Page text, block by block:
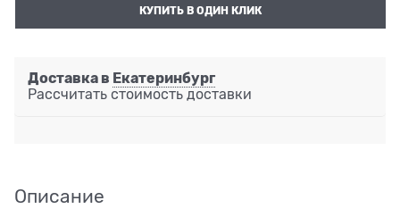
КУПИТЬ В ОДИН КЛИК
Доставка в Екатеринбург
Рассчитать стоимость доставки
Описание